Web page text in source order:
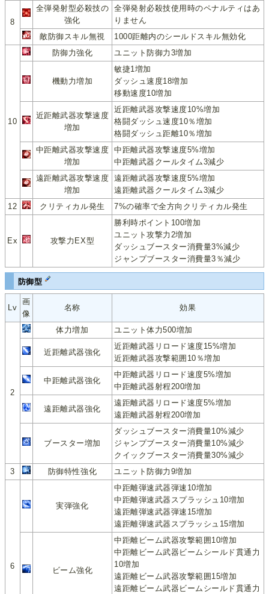
8
全弾発射型必殺技の
強化
全弾発射必殺技使用時のペナルティはあ
りません
敵防御スキル無視
1000距離内のシールドスキル無効化
10
防御力強化 ユニット防御力3増加
機動力増加
敏捷1増加
ダッシュ速度18増加
移動速度10増加
近距離武器攻撃速度
増加
近距離武器攻撃速度10%増加
格闘ダッシュ速度10％増加
格闘ダッシュ距離10％増加
中距離武器攻撃速度
増加
中距離武器攻撃速度5%増加
中距離武器クールタイム3減少
遠距離武器攻撃速度
増加
遠距離武器攻撃速度5%増加
遠距離武器クールタイム3減少
12
クリティカル発生 7%の確率で全方向クリティカル発生
Ex 攻撃力EX型
勝利時ポイント100増加
ユニット攻撃力2増加
ダッシュブースター消費量3%減少
ジャンプブースター消費量3％減少
防御型
Lv
画
像
名称 効果
2
体力増加 ユニット体力500増加
近距離武器強化
近距離武器リロード速度15%増加
近距離武器攻撃範囲10％増加
中距離武器強化
中距離武器リロード速度5%増加
中距離武器射程200増加
遠距離武器強化
遠距離武器リロード速度5%増加
遠距離武器射程200増加
ブースター増加
ダッシュブースター消費量10%減少
ジャンプブースター消費量10%減少
クイックブースター消費量30%減少
3
防御特性強化 ユニット防御力9増加
6
実弾強化
中距離弾速武器弾速10増加
中距離弾速武器スプラッシュ10増加
遠距離弾速武器弾速15増加
遠距離弾速武器スプラッシュ15増加
ビーム強化
中距離ビーム武器攻撃範囲10増加
中距離ビーム武器ビームシールド貫通力
10増加
遠距離ビーム武器攻撃範囲15増加
遠距離ビーム武器ビームシールド貫通力